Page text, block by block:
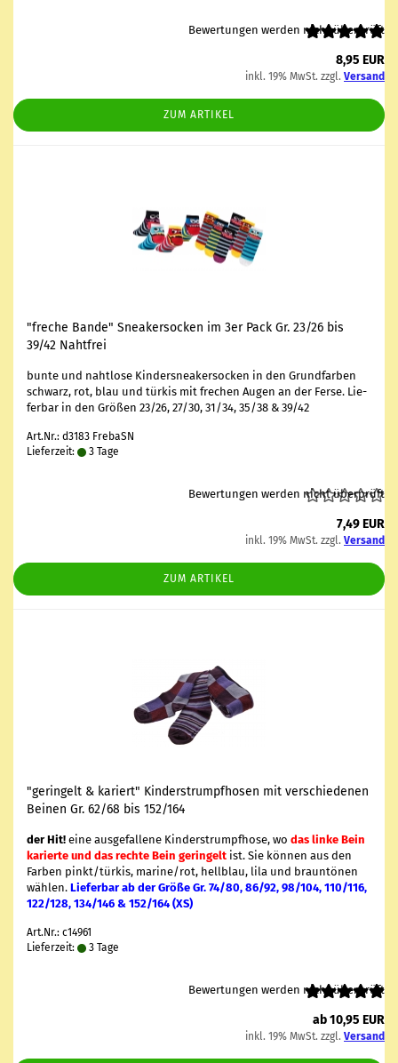
Bewertungen werden nicht überprüft
8,95 EUR
inkl. 19% MwSt. zzgl. Versand
ZUM ARTIKEL
"fre­che Bande" Snea­ker­so­cken im 3er Pack Gr. 23/26 bis
39/42 Naht­frei
bunte und naht­lo­se Kin­dersnea­ker­so­cken in den Grund­far­ben
schwarz, rot, blau und tür­kis mit fre­chen Augen an der Ferse. Lie­
fer­bar in den Grö­ßen 23/26, 27/30, 31/34, 35/38 & 39/42
Art.Nr.: d3183 FrebaSN
Lieferzeit:
3 Tage
Bewertungen werden nicht überprüft
7,49 EUR
inkl. 19% MwSt. zzgl. Versand
ZUM ARTIKEL
"ge­rin­gelt & ka­riert" Kin­der­strumpf­ho­sen mit ver­schie­de­nen
Bei­nen Gr. 62/68 bis 152/164
der Hit! eine aus­ge­fal­le­ne Kin­der­strumpf­ho­se, wo das linke Bein
ka­rier­te und das rech­te Bein ge­rin­gelt ist. Sie kön­nen aus den
Far­ben pinkt/tür­kis, ma­ri­ne/rot, hell­blau, lila und braun­tö­nen
wäh­len. Lie­fer­bar ab der Größe Gr. 74/80, 86/92, 98/104, 110/116,
122/128, 134/146 & 152/164 (XS)
Art.Nr.: c14961
Lieferzeit:
3 Tage
Bewertungen werden nicht überprüft
ab 10,95 EUR
inkl. 19% MwSt. zzgl. Versand